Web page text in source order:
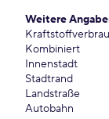
Weitere
Kombiniert
Innenstadt
Stadtrand
Landstraße
Autobahn